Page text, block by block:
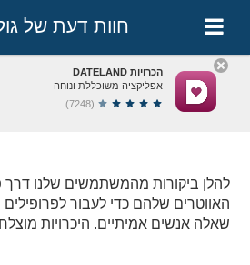
חוות דעת של
הכרויות DATELAND
אפליקציה משוכללת ונוחה
(7248)
להלן ביקורות מהמשתמשים שלנו דרך
האווטרים שלהם כדי לעבור
שאלה אנשים אמיתיים. היכרויות